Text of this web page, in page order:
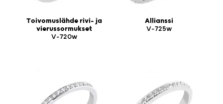
Toivomuslähde rivi- ja
vierussormukset
V-720w
Allianssi
V-725w